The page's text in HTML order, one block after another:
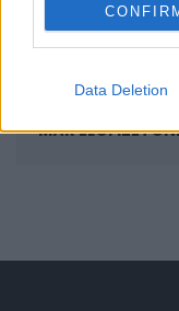
Data Deletion
MÁR